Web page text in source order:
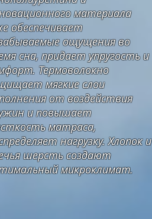
материала
обеспечивает
ощущения во
сна, придает упругость и
Термоволокно
мягкие слои
от воздействия
и повышает
матраса,
нагрузку. Хлопок и
шерсть создают
микроклимат.